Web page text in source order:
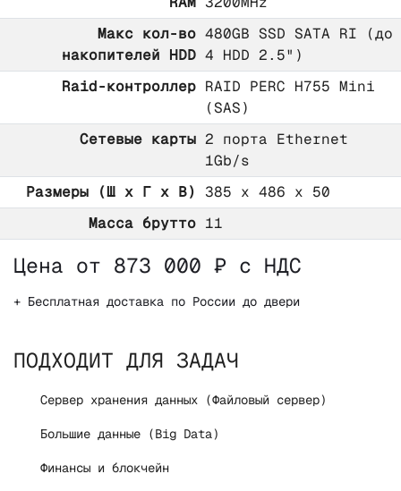
Макс кол-во
накопителей HDD
480GB SSD SATA RI (до
4 HDD 2.5")
Raid-контроллер RAID PERC H755 Mini
(SAS)
Сетевые карты 2 порта Ethernet
1Gb/s
Размеры (Ш х Г х В)
385 x 486 x 50
Масса брутто 11
Цена от 873 000 ₽ с НДС
+ Бесплатная доставка по России до двери
ПОДХОДИТ ДЛЯ ЗАДАЧ
Сервер хранения данных (Файловый сервер)
Большие данные (Big Data)
Финансы и блокчейн